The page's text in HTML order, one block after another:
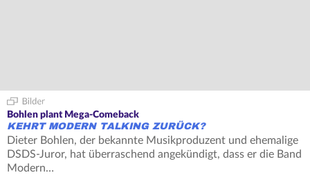
Bohlen plant Mega-Comeback
KEHRT MODERN TALKING ZURÜCK?
Dieter Bohlen, der bekannte Musikproduzent und ehemalige
DSDS-Juror, hat überraschend angekündigt, dass er die Band
Modern…